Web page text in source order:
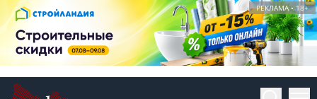
РЕКЛАМА • 18+